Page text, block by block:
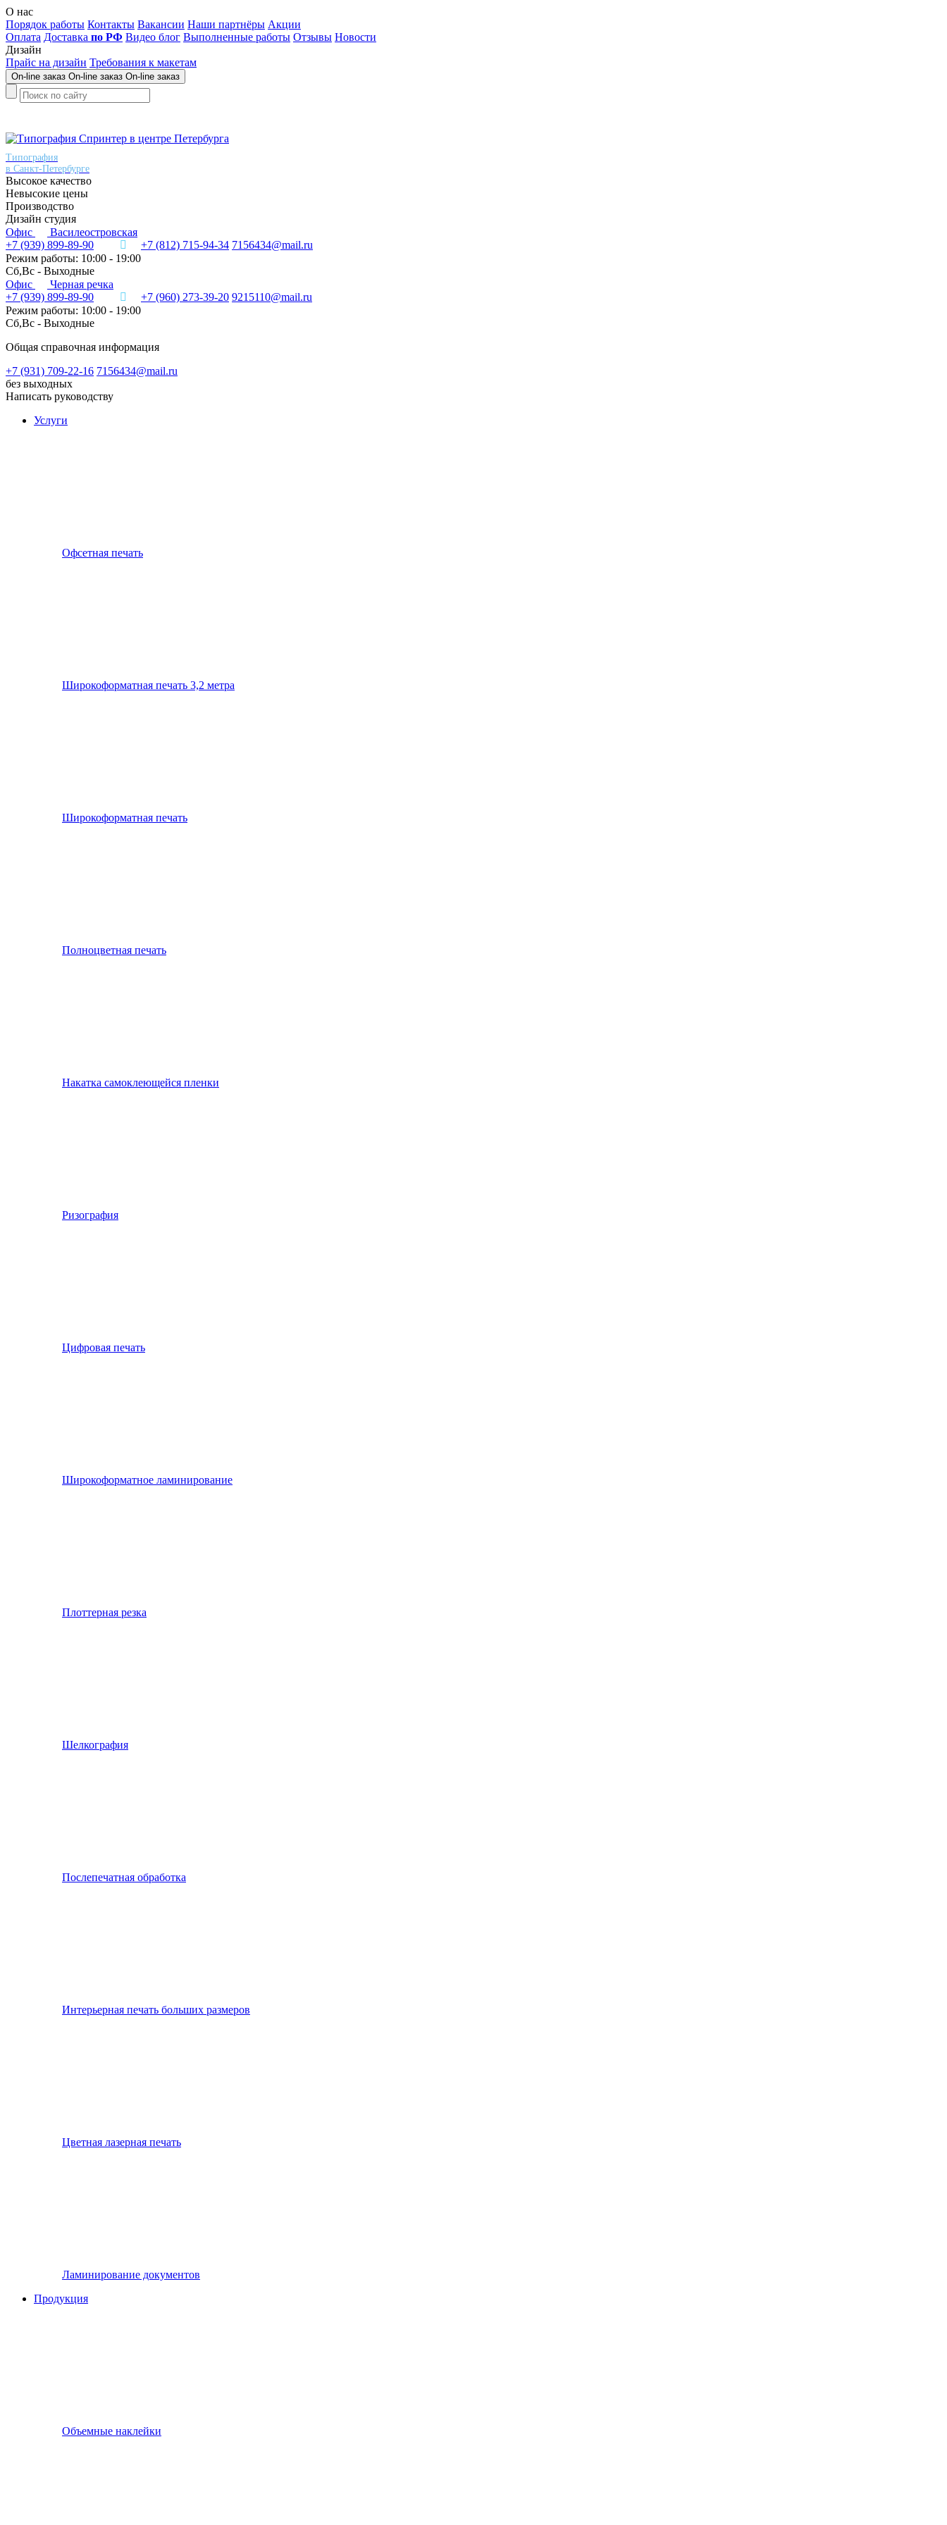
О нас
Порядок работы Контакты Вакансии Наши партнёры Акции
Оплата Доставка по РФ Видео блог Выполненные работы Отзывы Новости
Дизайн
Прайс на дизайн Требования к макетам
On-line заказ On-line заказ On-line заказ
Типография
в Санкт-Петербурге
Высокое качество
Невысокие цены
Производство
Дизайн студия
Офис
Василеостровская
+7 (939) 899-89-90
+7 (812) 715-94-34 7156434@mail.ru
Режим работы: 10:00 - 19:00
Сб,Вс - Выходные
Офис
Черная речка
+7 (939) 899-89-90
+7 (960) 273-39-20 9215110@mail.ru
Режим работы: 10:00 - 19:00
Сб,Вс - Выходные
Общая справочная информация
+7 (931) 709-22-16 7156434@mail.ru
без выходных
Написать руководству
Услуги
Офсетная печать
Широкоформатная печать 3,2 метра
Широкоформатная печать
Полноцветная печать
Накатка самоклеющейся пленки
Ризография
Цифровая печать
Широкоформатное ламинирование
Плоттерная резка
Шелкография
Послепечатная обработка
Интерьерная печать больших размеров
Цветная лазерная печать
Ламинирование документов
Продукция
Объемные наклейки